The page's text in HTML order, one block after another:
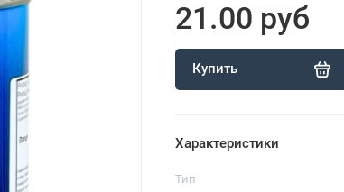
21.00 руб
Купить
Характеристики
Тип